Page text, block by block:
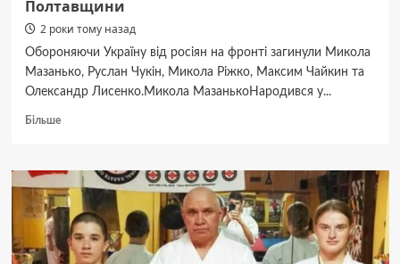
Полтавщини
2 роки тому назад
Обороняючи Україну від росіян на фронті загинули Микола
Мазанько, Руслан Чукін, Микола Ріжко, Максим Чайкин та
Олександр Лисенко.Микола МазанькоНародився у...
БільшеДокладніше
війні
з
росією
загинули
п’ятеро
воїнів